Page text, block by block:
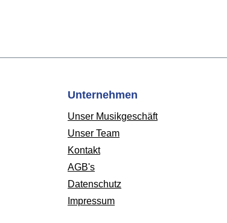
Unternehmen
Unser Musikgeschäft
Unser Team
Kontakt
AGB's
Datenschutz
Impressum